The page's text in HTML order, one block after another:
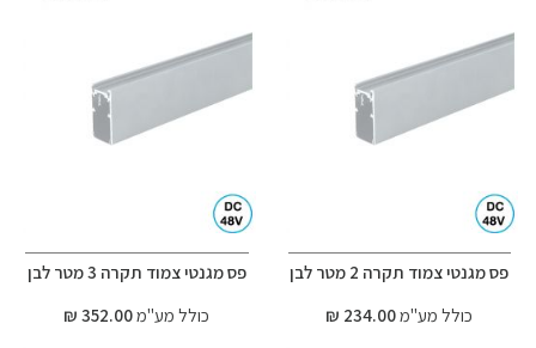
פס מגנטי צמוד תקרה 2 מטר לבן
כולל מע"מ234.00 ₪
פס מגנטי צמוד תקרה 3 מטר לבן
כולל מע"מ352.00 ₪